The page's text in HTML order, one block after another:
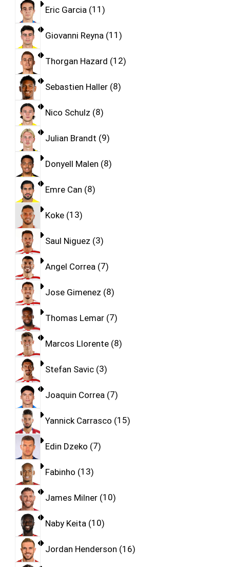
Eric Garcia 11
Giovanni Reyna 11
Thorgan Hazard 12
Sebastien Haller 8
Nico Schulz 8
Julian Brandt 9
Donyell Malen 8
Emre Can 8
Koke 13
Saul Niguez 3
Angel Correa 7
Jose Gimenez 8
Thomas Lemar 7
Marcos Llorente 8
Stefan Savic 3
Joaquin Correa 7
Yannick Carrasco 15
Edin Dzeko 7
Fabinho 13
James Milner 10
Naby Keita 10
Jordan Henderson 16